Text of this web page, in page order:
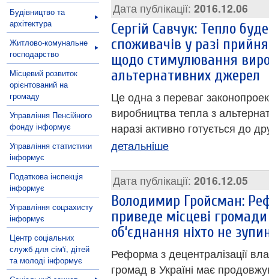
Будівництво та
архітектура
Житлово-комунальне
господарство
Місцевий розвиток
орієнтований на
громаду
Управління Пенсійного
фонду інформує
Управління статистики
інформує
Податкова інспекція
інформує
Управління соцзахисту
інформує
Центр соціальних
служб для сім'ї, дітей
та молоді інформує
Дата публікації: 2016.12.06
Сергій Савчук: Тепло
споживачів у разі
щодо стимулювання
альтернативних джерел
Це одна з переваг
виробництва тепла з
наразі активно готується до
детальніше
Дата публікації: 2016.12.05
Володимир Гройсман:
приведе місцеві
об‘єднання ніхто не
Реформа з децентралізації
громад в Україні має